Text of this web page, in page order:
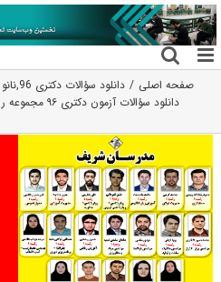
رفتن
به
محتوا
صفحه اصلی دانلود سؤالات دکتری 96 ,
دانلود سؤالات